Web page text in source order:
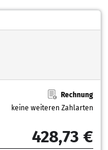
Rechnung
keine weiteren Zahlarten
428,73 €